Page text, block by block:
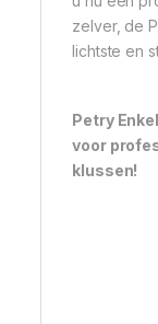
zelver, de
lichtste en
Petry
voor
klussen!